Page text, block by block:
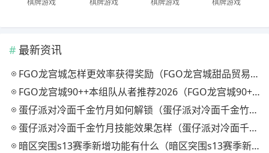
最新资讯
FGO龙宫城怎样更效率获得奖励（FGO龙宫城甜品贸易机制一览）
FGO龙宫城90++本组队从者推荐2026（FGO龙宫城90++本组队如何搭配指南）
蛋仔派对冷面千金竹月如何解锁（蛋仔派对冷面千金竹月解锁方法一览）
蛋仔派对冷面千金竹月技能效果怎样（蛋仔派对冷面千金竹月技能解析）
暗区突围s13赛季新增功能有什么（暗区突围s13赛季新增功能介绍）